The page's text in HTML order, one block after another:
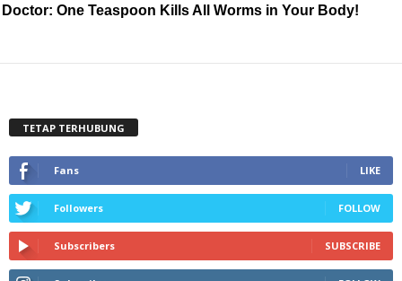
Doctor: One Teaspoon Kills All Worms in Your Body!
TETAP TERHUBUNG
Fans LIKE
Followers FOLLOW
Subscribers SUBSCRIBE